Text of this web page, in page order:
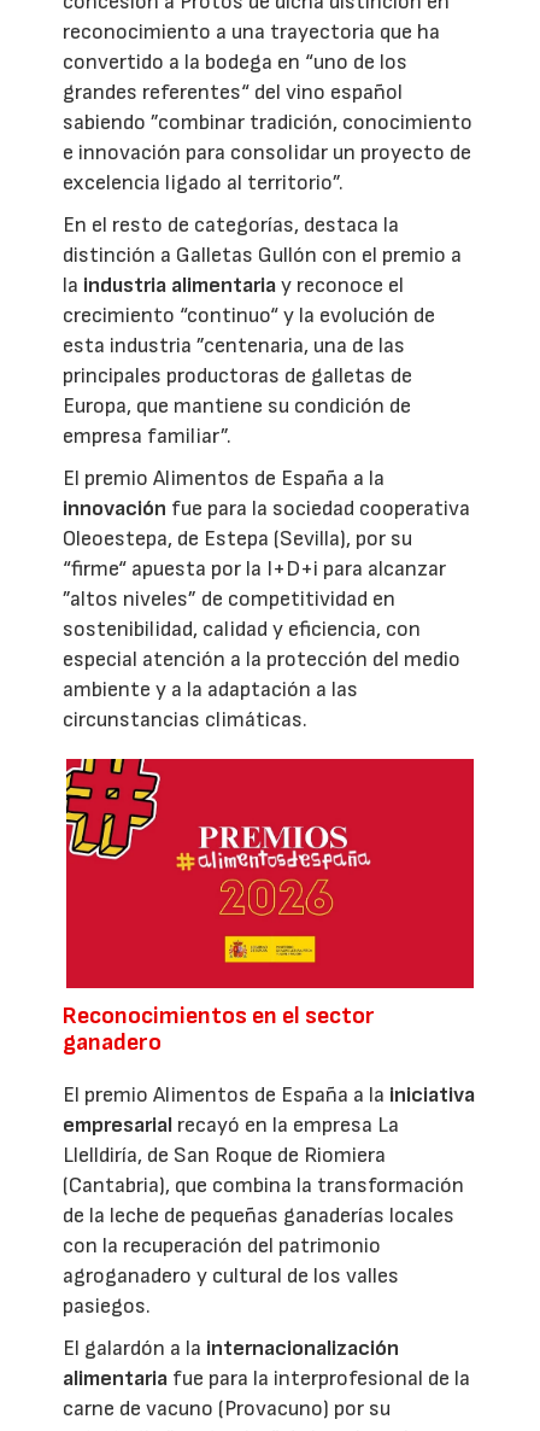
reconocimiento a una trayectoria que ha
convertido a la bodega en “uno de los
grandes referentes“ del vino español
sabiendo ”combinar tradición, conocimiento
e innovación para consolidar un proyecto de
excelencia ligado al territorio”.
En el resto de categorías, destaca la
distinción a Galletas Gullón con el premio a
la industria alimentariay reconoce el
crecimiento “continuo“ y la evolución de
esta industria ”centenaria, una de las
principales productoras de galletas de
Europa, que mantiene su condición de
empresa familiar”.
El premio Alimentos de España a la
innovación fue para la sociedad cooperativa
Oleoestepa, de Estepa (Sevilla), por su
“firme“ apuesta por la I+D+i para alcanzar
”altos niveles” de competitividad en
sostenibilidad, calidad y eficiencia, con
especial atención a la protección del medio
ambiente y a la adaptación a las
circunstancias climáticas.
Reconocimientos en el sector
ganadero
El premio Alimentos de España a la iniciativa
empresarial recayó en la empresa La
Llelldiría, de San Roque de Riomiera
(Cantabria), que combina la transformación
de la leche de pequeñas ganaderías locales
con la recuperación del patrimonio
agroganadero y cultural de los valles
pasiegos.
El galardón a la internacionalización
alimentaria fue para la interprofesional de la
carne de vacuno (Provacuno) por su